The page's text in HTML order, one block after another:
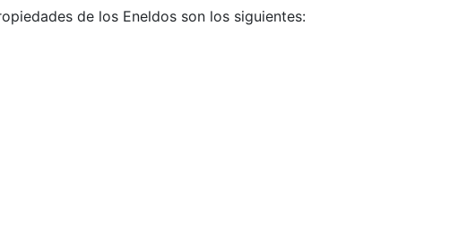
de los Eneldos son los siguientes: